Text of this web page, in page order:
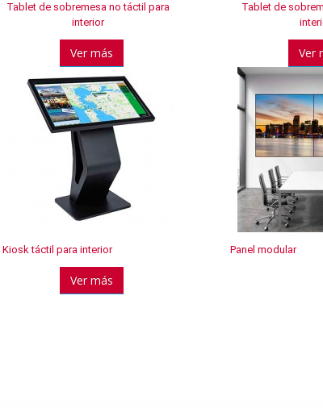
Tablet de sobremesa no táctil para
interior
Ver más
Tablet de
Ver
Kiosk táctil para interior
Ver más
Panel modular